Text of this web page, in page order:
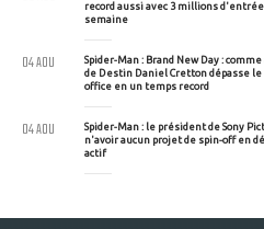
record aussi avec 3 millions
semaine
Spider-Man : Brand New Day :
de Destin Daniel Cretton dépasse le
office en un temps record
04 AOU
Spider-Man : le président de Sony
n'avoir aucun projet de spin-off en
actif
04 AOU